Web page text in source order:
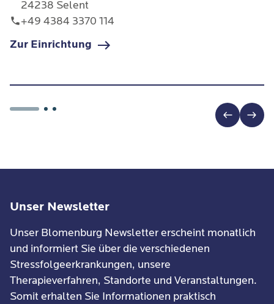
24238 Selent
+49 4384 3370 114
Zur Einrichtung
Unser Newsletter
Unser Blomenburg Newsletter erscheint monatlich
und informiert Sie über die verschiedenen
Stressfolgeerkrankungen, unsere
Therapieverfahren, Standorte und Veranstaltungen.
Somit erhalten Sie Informationen praktisch